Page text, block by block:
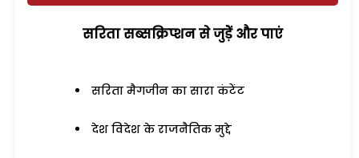
सरिता सब्सक्रिप्शन से जुड़ेें और पाएं
सरिता मैगजीन का सारा कंटेंट
देश विदेश के राजनैतिक मुद्दे